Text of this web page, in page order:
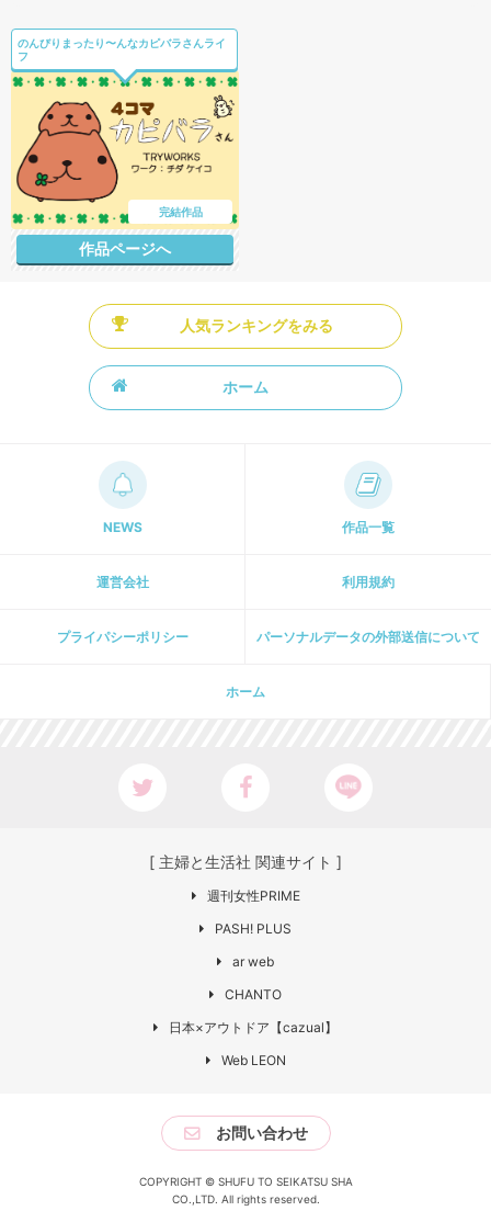
のんびりまったり〜んなカピバラさんライ
フ
完結作品
作品ページへ
人気ランキングをみる
ホーム
NEWS 作品一覧
運営会社 利用規約
プライパシーポリシー パーソナルデータの外部送信について
ホーム
[ 主婦と生活社 関連サイト ]
週刊女性PRIME
PASH! PLUS
ar web
CHANTO
日本×アウトドア【cazual】
Web LEON
お問い合わせ
COPYRIGHT © SHUFU TO SEIKATSU SHA
CO.,LTD. All rights reserved.